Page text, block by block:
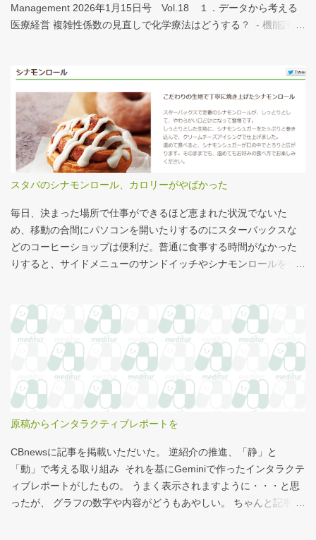
れほど大きくない。人が一緒に写っている新聞記事（ （まちの記
憶）武蔵国府跡 東京都府中市：朝日新聞デジタル ）を見れば、
い。平均値で見ても情報は十分でないかもしれない。しかし、ヒ
ストグラムなどをあわせて見れば、相対的なポジションが分かり
やすい。朝日新聞の記事は、人が一緒に写っているので大きさを
把握しやすい。 そういえば、大きさ比較でタバコの箱を横に並べ
るのって、最近見かけないなぁ・・・。このご時世、タバコはNG
なのか？？
Management 2026年1月15日号 Vol.18 １．データから考える
医療経営 複雑性係数の見直しで化学療法はどうする？ - 機能評価
は微妙だ・・・と言い続けて10数年、ようやく見直されるよう
だ。ただ、その見直し内容も微妙では？？？というのが記事の主
旨。 AIにまとめさせるとこんな感じ。 日頃、各方面から「話が長
い」と言われているので、自分が話すよりAIが話した方がよいと
言われるのは時間の問題だろう。
スタバのシナモンロール、カロリーがやばかった
毎日、決まった場所で仕事ができるほど恵まれた状況でないた
め、移動の合間にパソコンを開いたりするのにスターバックスな
どのコーヒーショップは便利だ。普通に食事する時間がなかった
りすると、サイドメニューのサンドイッチやシナモンロールをつ
気になっていた。お腹の肉がだいぶたるんできたのは、こいつの
せいもあるのではないかと。 シナモンロール 556kcal 出所：
http://www.starbucks.co.jp/allergy/pdf/allergen-food.pdf 調べてビ
ビった。これはまずい。下手な食事以上のカロリーだ。 この
556kcalがどのくらいヤバイのか、スターバックス以上に良く行く
マクドナルドで考えてみる。（ちなみにマクドナルドは食事目的
とカロリーがほぼ同じもの（530kcal～580kcal）を次のマクドナ
ルド商品から２つ選んでください ハンバーガー ビッグマック ダブ
ルクォーターパウンダー・チーズ フィレオフィッシュ てりやきマ
ックバーガー マックフライポテト（S) マックフライポテト（M)
マックフライポテト（L) 正解は続きで。
原稿からインタラクティブレポートを
CBnewsに記事を掲載いただいた。 逆紹介の推進、「静」と
「動」で考える取り組み それを基にGeminiで作ったインタラクテ
ィブレポートがしたもの。 うまく表示されますように・・・と思
ったが、 グラフの数字や内容がどうもあやしい。 ちゃんと記事を